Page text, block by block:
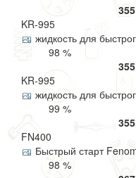
KR-995
жидкость для
98 %
KR-995
жидкость для
99 %
FN400
Быстрый старт
98 %